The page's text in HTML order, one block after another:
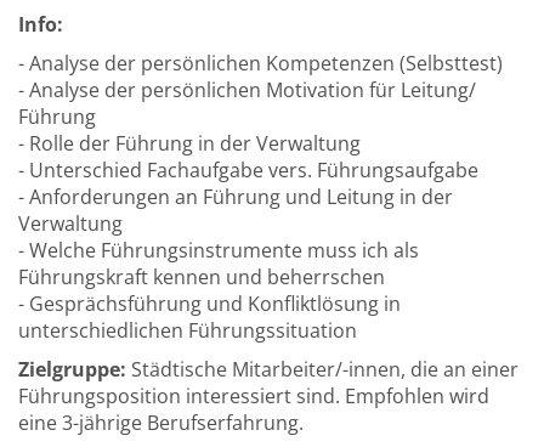
Info:
- Analyse der persönlichen Kompetenzen (Selbsttest)
- Analyse der persönlichen Motivation für Leitung/
Führung
- Rolle der Führung in der Verwaltung
- Unterschied Fachaufgabe vers. Führungsaufgabe
- Anforderungen an Führung und Leitung in der
Verwaltung
- Welche Führungsinstrumente muss ich als
Führungskraft kennen und beherrschen
- Gesprächsführung und Konfliktlösung in
unterschiedlichen Führungssituation
Zielgruppe: Städtische Mitarbeiter/-innen, die an einer
Führungsposition interessiert sind. Empfohlen wird
eine 3-jährige Berufserfahrung.